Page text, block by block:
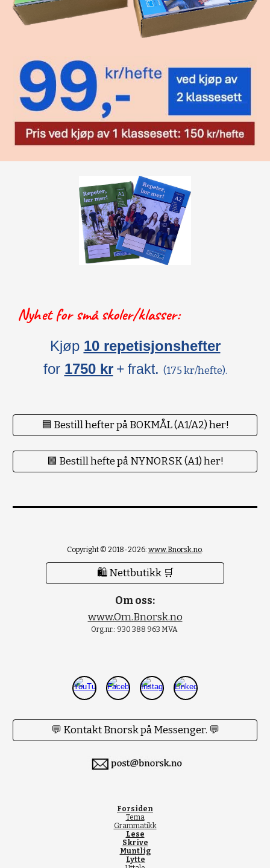
Nyhet for små skoler/klasser:
Kjøp 10 repetisjonshefter
for 1750 kr + frakt. (175 kr/hefte).
🟦 Bestill hefter på BOKMÅL (A1/A2) her!
🟪 Bestill hefte på NYNORSK (A1) her!
Copyright © 2018-2026: www.Bnorsk.no.
🛍 Nettbutikk 🛒
Om oss:
www.Om.Bnorsk.no
Org.nr.: 930 388 963 MVA
💬 Kontakt Bnorsk på Messenger. 💬
Forsiden
Tema
Grammatikk
Lese
Skrive
Muntlig
Lytte